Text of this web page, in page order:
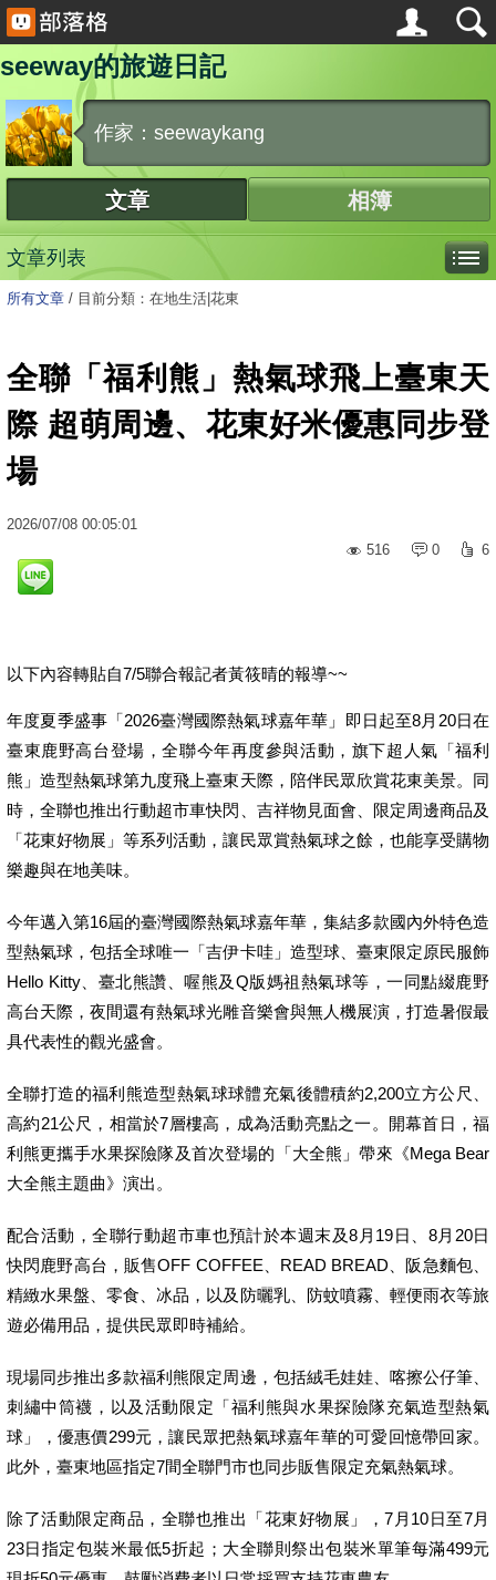
seeway的旅遊日記
作家：seewaykang
文章 相簿
文章列表
所有文章 / 目前分類：在地生活|花東
全聯「福利熊」熱氣球飛上臺東天
際 超萌周邊、花東好米優惠同步登
場
2026/07/08 00:05:01
516
0 6
以下內容轉貼自7/5聯合報記者黃筱晴的報導~~
年度夏季盛事「2026臺灣國際熱氣球嘉年華」即日起至8月20日在
臺東鹿野高台登場，全聯今年再度參與活動，旗下超人氣「福利
熊」造型熱氣球第九度飛上臺東天際，陪伴民眾欣賞花東美景。同
時，全聯也推出行動超市車快閃、吉祥物見面會、限定周邊商品及
「花東好物展」等系列活動，讓民眾賞熱氣球之餘，也能享受購物
樂趣與在地美味。
今年邁入第16屆的臺灣國際熱氣球嘉年華，集結多款國內外特色造
型熱氣球，包括全球唯一「吉伊卡哇」造型球、臺東限定原民服飾
Hello Kitty、臺北熊讚、喔熊及Q版媽祖熱氣球等，一同點綴鹿野
高台天際，夜間還有熱氣球光雕音樂會與無人機展演，打造暑假最
具代表性的觀光盛會。
全聯打造的福利熊造型熱氣球球體充氣後體積約2,200立方公尺、
高約21公尺，相當於7層樓高，成為活動亮點之一。開幕首日，福
利熊更攜手水果探險隊及首次登場的「大全熊」帶來《Mega Bear
大全熊主題曲》演出。
配合活動，全聯行動超市車也預計於本週末及8月19日、8月20日
快閃鹿野高台，販售OFF COFFEE、READ BREAD、阪急麵包、
精緻水果盤、零食、冰品，以及防曬乳、防蚊噴霧、輕便雨衣等旅
遊必備用品，提供民眾即時補給。
現場同步推出多款福利熊限定周邊，包括絨毛娃娃、喀擦公仔筆、
刺繡中筒襪，以及活動限定「福利熊與水果探險隊充氣造型熱氣
球」，優惠價299元，讓民眾把熱氣球嘉年華的可愛回憶帶回家。
此外，臺東地區指定7間全聯門市也同步販售限定充氣熱氣球。
除了活動限定商品，全聯也推出「花東好物展」，7月10日至7月
23日指定包裝米最低5折起；大全聯則祭出包裝米單筆每滿499元